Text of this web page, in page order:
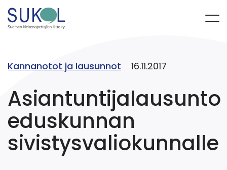
Kannanotot ja lausunnot 16.11.2017
Asiantuntijalausunto
eduskunnan
sivistysvaliokunnalle